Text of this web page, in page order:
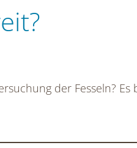
der Fesseln?